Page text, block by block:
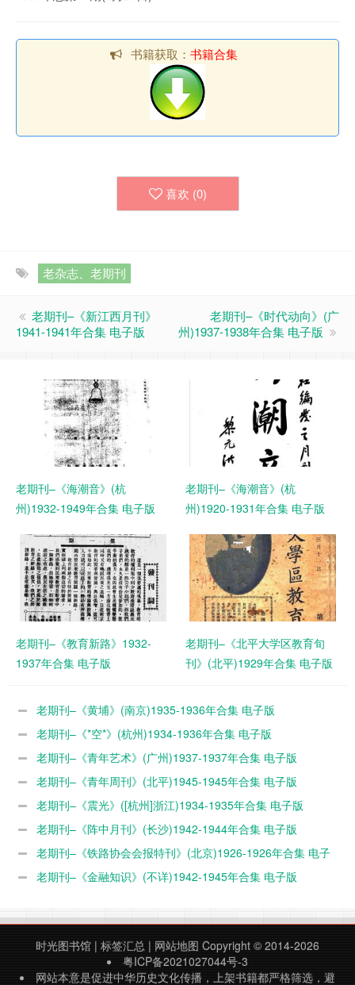
书籍获取： 书籍合集
喜欢 (0)
老杂志、老期刊
老期刊–《新江西月刊》
1941-1941年合集 电子版
老期刊–《时代动向》(广
州)1937-1938年合集 电子版
老期刊–《海潮音》(杭
州)1932-1949年合集 电子版
老期刊–《海潮音》(杭
州)1920-1931年合集 电子版
老期刊–《教育新路》1932-
1937年合集 电子版
老期刊–《北平大学区教育旬
刊》(北平)1929年合集 电子版
老期刊–《黄埔》(南京)1935-1936年合集 电子版
老期刊–《*空*》(杭州)1934-1936年合集 电子版
老期刊–《青年艺术》(广州)1937-1937年合集 电子版
老期刊–《青年周刊》(北平)1945-1945年合集 电子版
老期刊–《震光》([杭州]浙江)1934-1935年合集 电子版
老期刊–《阵中月刊》(长沙)1942-1944年合集 电子版
老期刊–《铁路协会会报特刊》(北京)1926-1926年合集 电子
版 老期刊–《金融知识》(不详)1942-1945年合集 电子版
时光图书馆 | 标签汇总 | 网站地图 Copyright © 2014-2026
粤ICP备2021027044号-3
网站本意是促进中华历史文化传播，上架书籍都严格筛选，避